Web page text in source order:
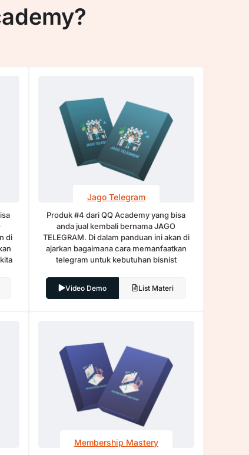
di
Jago Telegram
Produk #4 dari QQ Academy yang bisa
anda jual kembali bernama JAGO
TELEGRAM. Di dalam panduan ini akan di
ajarkan bagaimana cara memanfaatkan
telegram untuk kebutuhan bisnist
Video Demo List Materi
Membership Mastery